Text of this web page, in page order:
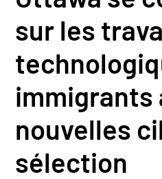
sur les
immigrants
nouvelles
sélection